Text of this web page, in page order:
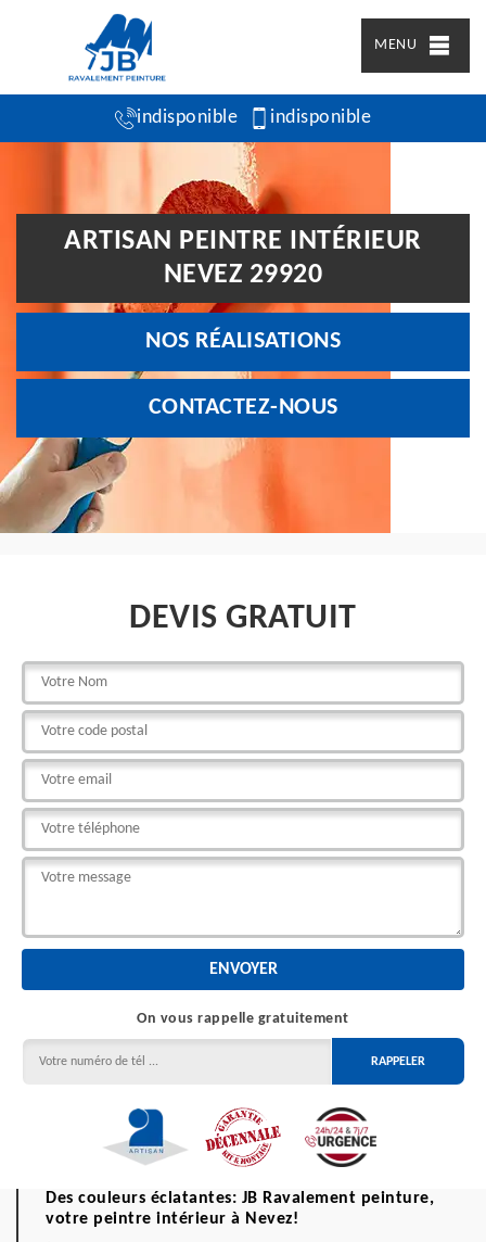
MENU
indisponible indisponible
ARTISAN PEINTRE INTÉRIEUR
NEVEZ 29920
NOS RÉALISATIONS
CONTACTEZ-NOUS
DEVIS GRATUIT
On vous rappelle gratuitement
Des couleurs éclatantes: JB Ravalement peinture,
votre peintre intérieur à Nevez!